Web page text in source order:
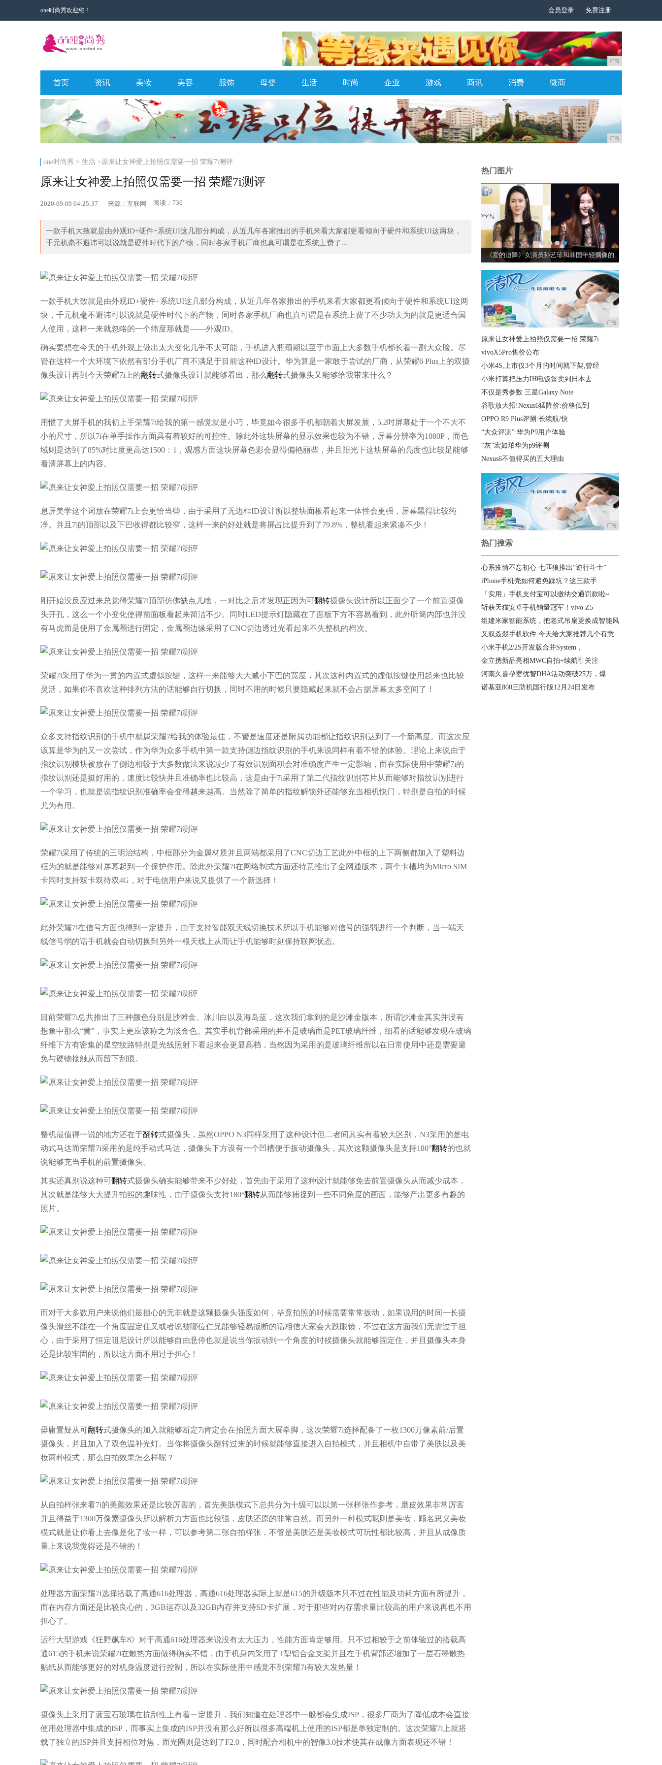
one时尚秀欢迎您！ 会员登录 免费注册
广告
首页 资讯 美妆 美容 服饰 母婴 生活 时尚 企业 游戏 商讯 消费 微商
广告
one时尚秀 > 生活>原来让女神爱上拍照仅需要一招 荣耀7i测评
原来让女神爱上拍照仅需要一招 荣耀7i测评
2020-09-09 04:25:37 来源：互联网 阅读：730
一款手机大致就是由外观ID+硬件+系统UI这几部分构成，从近几年各家推出的手机来看大家都更看倾向于硬件和系统UI这两块，
千元机毫不避讳可以说就是硬件时代下的产物，同时各家手机厂商也真可谓是在系统上费了...
一款手机大致就是由外观ID+硬件+系统UI这几部分构成，从近几年各家推出的手机来看大家都更看倾向于硬件和系统UI这两
块，千元机毫不避讳可以说就是硬件时代下的产物，同时各家手机厂商也真可谓是在系统上费了不少功夫为的就是更适合国
人使用，这样一来就忽略的一个纬度那就是——外观ID。
确实要想在今天的手机外观上做出太大变化几乎不太可能，手机进入瓶颈期以至于市面上大多数手机都长着一副大众脸。尽
管在这样一个大环境下依然有部分手机厂商不满足于目前这种ID设计。华为算是一家敢于尝试的厂商，从荣耀6 Plus上的双摄
像头设计再到今天荣耀7i上的翻转式摄像头设计就能够看出，那么翻转式摄像头又能够给我带来什么？
用惯了大屏手机的我初上手荣耀7i给我的第一感觉就是小巧，毕竟如今很多手机都朝着大屏发展，5.2吋屏幕处于一个不大不
小的尺寸，所以7i在单手操作方面具有着较好的可控性。除此外这块屏幕的显示效果也较为不错，屏幕分辨率为1080P，而色
域则是达到了85%对比度更高达1500：1，观感方面这块屏幕色彩会显得偏艳丽些，并且阳光下这块屏幕的亮度也比较足能够
看清屏幕上的内容。
息屏美学这个词放在荣耀7i上会更恰当些，由于采用了无边框ID设计所以整块面板看起来一体性会更强，屏幕黑得比较纯
净。并且7i的顶部以及下巴收得都比较窄，这样一来的好处就是将屏占比提升到了79.8%，整机看起来紧凑不少！
刚开始没反应过来总觉得荣耀7i顶部仿佛缺点儿啥，一对比之后才发现正因为可翻转摄像头设计所以正面少了一个前置摄像
头开孔，这么一个小变化使得前面板看起来简洁不少。同时LED提示灯隐藏在了面板下方不容易看到，此外听筒内部也并没
有马虎而是使用了金属圈进行固定，金属圈边缘采用了CNC切边透过光看起来不失整机的档次。
荣耀7i采用了华为一贯的内置式虚似按键，这样一来能够大大减小下巴的宽度，其次这种内置式的虚似按键使用起来也比较
灵活，如果你不喜欢这种排列方法的话能够自行切换，同时不用的时候只要隐藏起来就不会占据屏幕太多空间了！
众多支持指纹识别的手机中就属荣耀7给我的体验最佳，不管是速度还是附属功能都让指纹识别达到了一个新高度。而这次应
该算是华为的又一次尝试，作为华为众多手机中第一款支持侧边指纹识别的手机来说同样有着不错的体验。理论上来说由于
指纹识别模块被放在了侧边相较于大多数做法来说减少了有效识别面积会对准确度产生一定影响，而在实际使用中荣耀7i的
指纹识别还是挺好用的，速度比较快并且准确率也比较高，这是由于7i采用了第二代指纹识别芯片从而能够对指纹识别进行
一个学习，也就是说指纹识别准确率会变得越来越高。当然除了简单的指纹解锁外还能够充当相机快门，特别是自拍的时候
尤为有用。
荣耀7i采用了传统的三明治结构，中框部分为金属材质并且两端都采用了CNC切边工艺此外中框的上下两侧都加入了塑料边
框为的就是能够对屏幕起到一个保护作用。除此外荣耀7i在网络制式方面还特意推出了全网通版本，两个卡槽均为Micro SIM
卡同时支持双卡双待双4G，对于电信用户来说又提供了一个新选择！
此外荣耀7i在信号方面也得到一定提升，由于支持智能双天线切换技术所以手机能够对信号的强弱进行一个判断，当一端天
线信号弱的话手机就会自动切换到另外一根天线上从而让手机能够时刻保持联网状态。
目前荣耀7i总共推出了三种颜色分别是沙滩金、冰川白以及海岛蓝，这次我们拿到的是沙滩金版本，所谓沙滩金其实并没有
想象中那么“黄”，事实上更应该称之为淡金色。其实手机背部采用的并不是玻璃而是PET玻璃纤维，细看的话能够发现在玻璃
纤维下方有密集的星空纹路特别是光线照射下看起来会更显高档，当然因为采用的是玻璃纤维所以在日常使用中还是需要避
免与硬物接触从而留下刮痕。
整机最值得一说的地方还在于翻转式摄像头，虽然OPPO N3同样采用了这种设计但二者间其实有着较大区别，N3采用的是电
动式马达而荣耀7i采用的是纯手动式马达，摄像头下方设有一个凹槽便于扳动摄像头，其次这颗摄像头是支持180°翻转的也就
说能够充当手机的前置摄像头。
其实还真别说这种可翻转式摄像头确实能够带来不少好处，首先由于采用了这种设计就能够免去前置摄像头从而减少成本，
其次就是能够大大提升拍照的趣味性，由于摄像头支持180°翻转从而能够捕捉到一些不同角度的画面，能够产出更多有趣的
照片。
而对于大多数用户来说他们最担心的无非就是这颗摄像头强度如何，毕竟拍照的时候需要常常扳动，如果说用的时间一长摄
像头滑丝不能在一个角度固定住又或者说被哪位仁兄能够轻易扳断的话相信大家会大跌眼镜，不过在这方面我们无需过于担
心，由于采用了恒定阻尼设计所以能够自由悬停也就是说当你扳动到一个角度的时候摄像头就能够固定住，并且摄像头本身
还是比较牢固的，所以这方面不用过于担心！
毋庸置疑从可翻转式摄像头的加入就能够断定7i肯定会在拍照方面大展拳脚，这次荣耀7i选择配备了一枚1300万像素前/后置
摄像头，并且加入了双色温补光灯。当你将摄像头翻转过来的时候就能够直接进入自拍模式，并且相机中自带了美肤以及美
妆两种模式，那么自拍效果怎么样呢？
从自拍样张来看7i的美颜效果还是比较厉害的，首先美肤模式下总共分为十级可以以第一张样张作参考，磨皮效果非常厉害
并且得益于1300万像素摄像头所以解析力方面也比较强，皮肤还原的非常自然。而另外一种模式呢则是美妆，顾名思义美妆
模式就是让你看上去像是化了妆一样，可以参考第二张自拍样张，不管是美肤还是美妆模式可玩性都比较高，并且从成像质
量上来说我觉得还是不错的！
处理器方面荣耀7i选择搭载了高通616处理器，高通616处理器实际上就是615的升级版本只不过在性能及功耗方面有所提升，
而在内存方面还是比较良心的，3GB运存以及32GB内存并支持SD卡扩展，对于那些对内存需求量比较高的用户来说再也不用
担心了。
运行大型游戏《狂野飙车8》对于高通616处理器来说没有太大压力，性能方面肯定够用。只不过相较于之前体验过的搭载高
通615的手机来说荣耀7i在散热方面做得确实不错，由于机身内采用了T型铝合金支架并且在手机背部还增加了一层石墨散热
贴纸从而能够更好的对机身温度进行控制，所以在实际使用中感觉不到荣耀7i有较大发热量！
摄像头上采用了蓝宝石玻璃在抗刮性上有着一定提升，我们知道在处理器中一般都会集成ISP，很多厂商为了降低成本会直接
使用处理器中集成的ISP，而事实上集成的ISP并没有那么好所以很多高端机上使用的ISP都是单独定制的。这次荣耀7i上就搭
载了独立的ISP并且支持相位对焦，而光圈则是达到了F2.0，同时配合相机中的智像3.0技术使其在成像方面表现还不错！
热门图片
新意？学会以下3个 《爱的迫降》女演员孙艺珍和韩国年轻偶像的
广告
原来让女神爱上拍照仅需要一招 荣耀7i
vivoX5Pro售价公布
小米4S,上市仅3个月的时间就下架,曾经
小米打算把压力IH电饭煲卖到日本去
不仅是秀参数 三星Galaxy Note
谷歌放大招!Nexus6猛降价:价格低到
OPPO R9 Plus评测:长续航/快
“大众评测”:华为P9用户体验
“灰”宏如珀华为p9评测
Nexus6不值得买的五大理由
广告
热门搜索
心系疫情不忘初心 七匹狼推出“逆行斗士”
iPhone手机壳如何避免踩坑？这三款手
「实用」手机支付宝可以缴纳交通罚款啦~
斩获天猫安卓手机销量冠军！vivo Z5
组建米家智能系统，把老式吊扇更换成智能风
又双叒叕手机软件 今天给大家推荐几个有意
小米手机2/2S开发版合并System，
金立携新品亮相MWC自拍+续航引关注
河南久喜孕婴优智DHA活动突破25万，爆
诺基亚800三防机国行版12月24日发布